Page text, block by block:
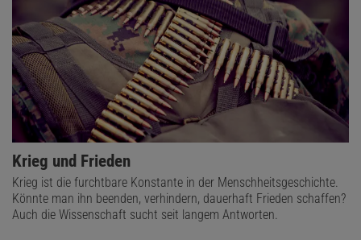
Krieg und Frieden
Krieg ist die furchtbare Konstante in der Menschheitsgeschichte.
Könnte man ihn beenden, verhindern, dauerhaft Frieden schaffen?
Auch die Wissenschaft sucht seit langem Antworten.